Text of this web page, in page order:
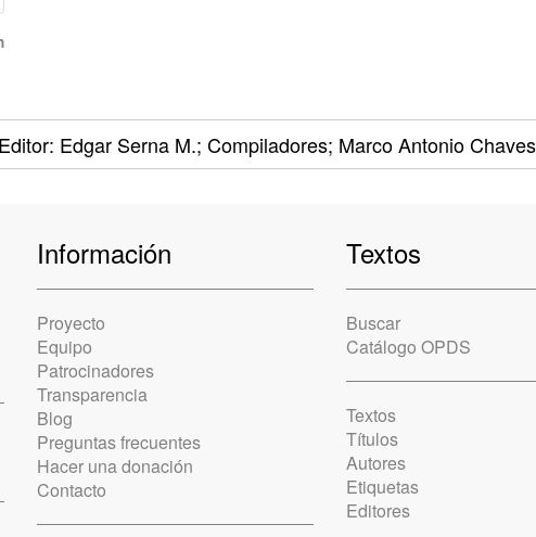
Edgar Serna M.; Compiladores; Marco Antonio
Información
Proyecto
Equipo
Patrocinadores
Transparencia
Blog
Preguntas frecuentes
Hacer una donación
Contacto
Textos
Buscar
Catálogo OPDS
Textos
Títulos
Autores
Etiquetas
Editores